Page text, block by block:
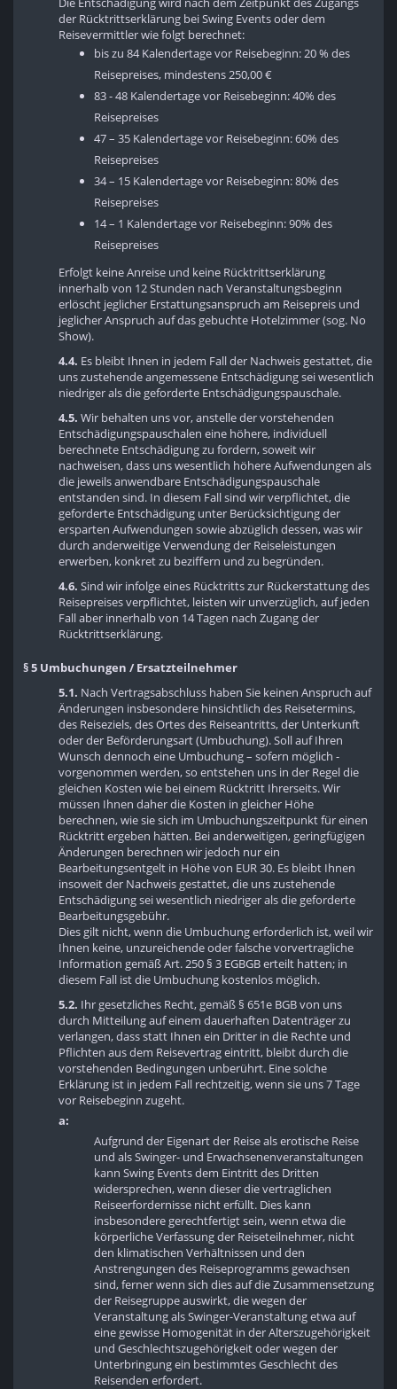
der Rücktrittserklärung bei Swing Events oder dem
Reisevermittler wie folgt berechnet:
bis zu 84 Kalendertage vor Reisebeginn: 20 % des
Reisepreises, mindestens 250,00 €
83 - 48 Kalendertage vor Reisebeginn: 40% des
Reisepreises
47 – 35 Kalendertage vor Reisebeginn: 60% des
Reisepreises
34 – 15 Kalendertage vor Reisebeginn: 80% des
Reisepreises
14 – 1 Kalendertage vor Reisebeginn: 90% des
Reisepreises
Erfolgt keine Anreise und keine Rücktrittserklärung
innerhalb von 12 Stunden nach Veranstaltungsbeginn
erlöscht jeglicher Erstattungsanspruch am Reisepreis und
jeglicher Anspruch auf das gebuchte Hotelzimmer (sog. No
Show).
4.4. Es bleibt Ihnen in jedem Fall der Nachweis gestattet, die
uns zustehende angemessene Entschädigung sei wesentlich
niedriger als die geforderte Entschädigungspauschale.
4.5. Wir behalten uns vor, anstelle der vorstehenden
Entschädigungspauschalen eine höhere, individuell
berechnete Entschädigung zu fordern, soweit wir
nachweisen, dass uns wesentlich höhere Aufwendungen als
die jeweils anwendbare Entschädigungspauschale
entstanden sind. In diesem Fall sind wir verpflichtet, die
geforderte Entschädigung unter Berücksichtigung der
ersparten Aufwendungen sowie abzüglich dessen, was wir
durch anderweitige Verwendung der Reiseleistungen
erwerben, konkret zu beziffern und zu begründen.
4.6. Sind wir infolge eines Rücktritts zur Rückerstattung des
Reisepreises verpflichtet, leisten wir unverzüglich, auf jeden
Fall aber innerhalb von 14 Tagen nach Zugang der
Rücktrittserklärung.
§ 5 Umbuchungen / Ersatzteilnehmer
5.1. Nach Vertragsabschluss haben Sie keinen Anspruch auf
Änderungen insbesondere hinsichtlich des Reisetermins,
des Reiseziels, des Ortes des Reiseantritts, der Unterkunft
oder der Beförderungsart (Umbuchung). Soll auf Ihren
Wunsch dennoch eine Umbuchung – sofern möglich -
vorgenommen werden, so entstehen uns in der Regel die
gleichen Kosten wie bei einem Rücktritt Ihrerseits. Wir
müssen Ihnen daher die Kosten in gleicher Höhe
berechnen, wie sie sich im Umbuchungszeitpunkt für einen
Rücktritt ergeben hätten. Bei anderweitigen, geringfügigen
Änderungen berechnen wir jedoch nur ein
Bearbeitungsentgelt in Höhe von EUR 30. Es bleibt Ihnen
insoweit der Nachweis gestattet, die uns zustehende
Entschädigung sei wesentlich niedriger als die geforderte
Bearbeitungsgebühr.
Dies gilt nicht, wenn die Umbuchung erforderlich ist, weil wir
Ihnen keine, unzureichende oder falsche vorvertragliche
Information gemäß Art. 250 § 3 EGBGB erteilt hatten; in
diesem Fall ist die Umbuchung kostenlos möglich.
5.2. Ihr gesetzliches Recht, gemäß § 651e BGB von uns
durch Mitteilung auf einem dauerhaften Datenträger zu
verlangen, dass statt Ihnen ein Dritter in die Rechte und
Pflichten aus dem Reisevertrag eintritt, bleibt durch die
vorstehenden Bedingungen unberührt. Eine solche
Erklärung ist in jedem Fall rechtzeitig, wenn sie uns 7 Tage
vor Reisebeginn zugeht.
a:
Aufgrund der Eigenart der Reise als erotische Reise
und als Swinger- und Erwachsenenveranstaltungen
kann Swing Events dem Eintritt des Dritten
widersprechen, wenn dieser die vertraglichen
Reiseerfordernisse nicht erfüllt. Dies kann
insbesondere gerechtfertigt sein, wenn etwa die
körperliche Verfassung der Reiseteilnehmer, nicht
den klimatischen Verhältnissen und den
Anstrengungen des Reiseprogramms gewachsen
sind, ferner wenn sich dies auf die Zusammensetzung
der Reisegruppe auswirkt, die wegen der
Veranstaltung als Swinger-Veranstaltung etwa auf
eine gewisse Homogenität in der Alterszugehörigkeit
und Geschlechtszugehörigkeit oder wegen der
Unterbringung ein bestimmtes Geschlecht des
Reisenden erfordert.